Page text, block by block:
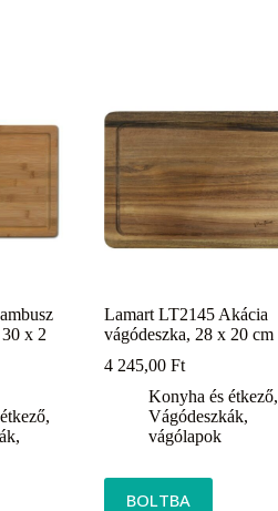
x 2
,
Lamart LT2145 Akácia
vágódeszka, 28 x 20 cm
4 245,00Ft
Konyha és étkező,
Vágódeszkák,
vágólapok
BOLTBA